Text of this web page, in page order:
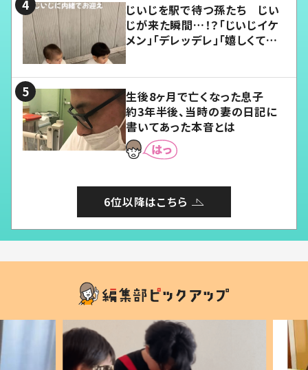
じいじを駅で待つ孫たち じい
じが来た瞬間…！？「じいじイケ
メン」「デレッデレ」「嬉しくて可
生後8ヶ月で亡くなった息子
約3年半後、当時の妻の日記に
書いてあった本音とは
6位以降はこちら